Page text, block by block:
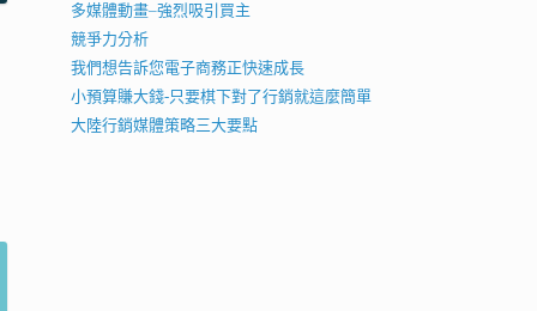
多媒體動畫–強烈吸引買主
競爭力分析
我們想告訴您電子商務正快速成長
小預算賺大錢-只要棋下對了行銷就這麼簡單
大陸行銷媒體策略三大要點